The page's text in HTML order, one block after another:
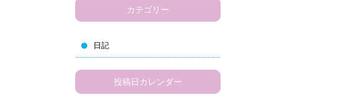
カテゴリー
日記
投稿日カレンダー